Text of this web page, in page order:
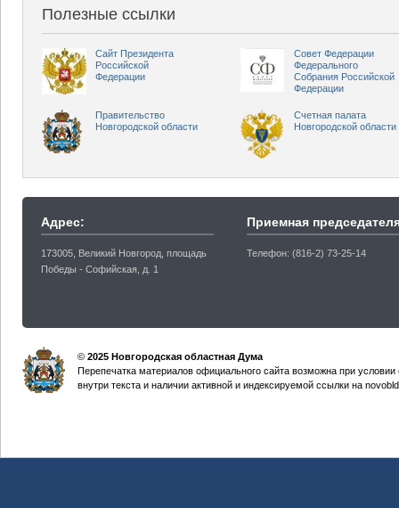
Полезные ссылки
Сайт Президента
Российской
Федерации
Совет Федерации
Федерального
Собрания Российской
Федерации
Правительство
Новгородской области
Счетная палата
Новгородской области
Адрес:
173005, Великий Новгород, площадь
Победы - Софийская, д. 1
Приемная
Телефон: (816-2) 73-25-14
© 2025 Новгородская областная Дума
Перепечатка материалов официального сайта возможна при
внутри текста и наличии активной и индексируемой ссылки на